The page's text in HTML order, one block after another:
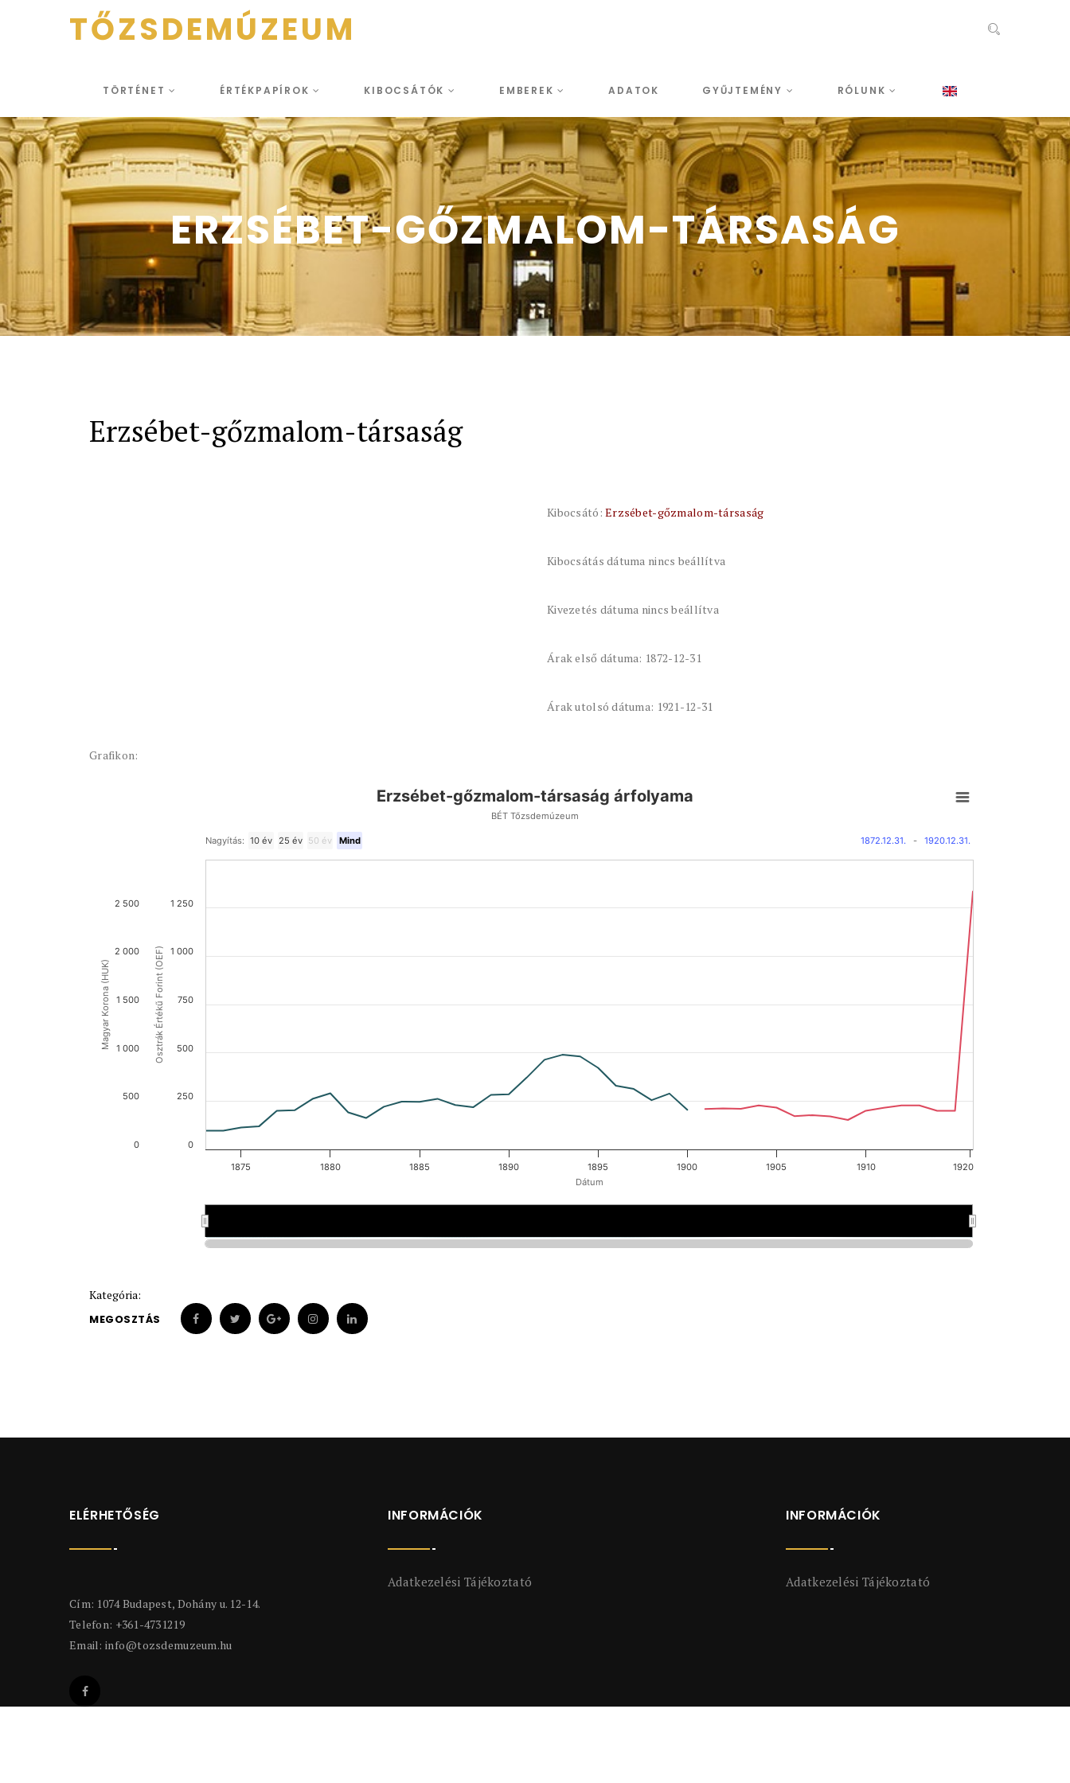
TŐZSDEMÚZEUM
TÖRTÉNET ÉRTÉKPAPÍROK KIBOCSÁTÓK EMBEREK ADATOK GYŰJTEMÉNY RÓLUNK
ERZSÉBET-GŐZMALOM-TÁRSASÁG
Erzsébet-gőzmalom-társaság
Kibocsátó:Erzsébet-gőzmalom-társaság
Kibocsátás dátuma nincs beállítva
Kivezetés dátuma nincs beállítva
Árak első dátuma: 1872-12-31
Árak utolsó dátuma: 1921-12-31
Grafikon:
Dátum
Osztrák Értékű Forint (OEF)
Magyar Korona (HUK)
Erzsébet-gőzmalom-társaság árfolyama
BÉT Tőzsdemúzeum
Nagyítás: 10 év 25 év 50 év Mind 1872.12.31. - 1920.12.31.
1875 1880 1885 1890 1895 1900 1905 1910 1920
0
250
500
750
1 000
1 250
0
500
1 000
1 500
2 000
2 500
Kategória:
MEGOSZTÁS
ELÉRHETŐSÉG
Cím: 1074 Budapest, Dohány u. 12-14.
Telefon: +361-4731219
Email: info@tozsdemuzeum.hu
INFORMÁCIÓK
Adatkezelési Tájékoztató
INFORMÁCIÓK
Adatkezelési Tájékoztató